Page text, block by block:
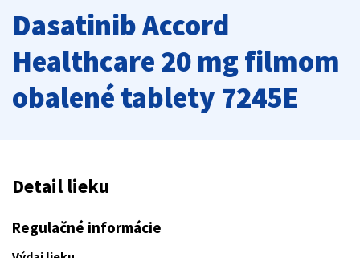
Dasatinib Accord
Healthcare 20 mg filmom
obalené tablety 7245E
Detail lieku
Regulačné informácie